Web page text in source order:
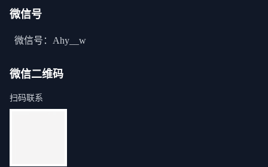
微信号
微信号：Ahy__w
微信二维码
扫码联系